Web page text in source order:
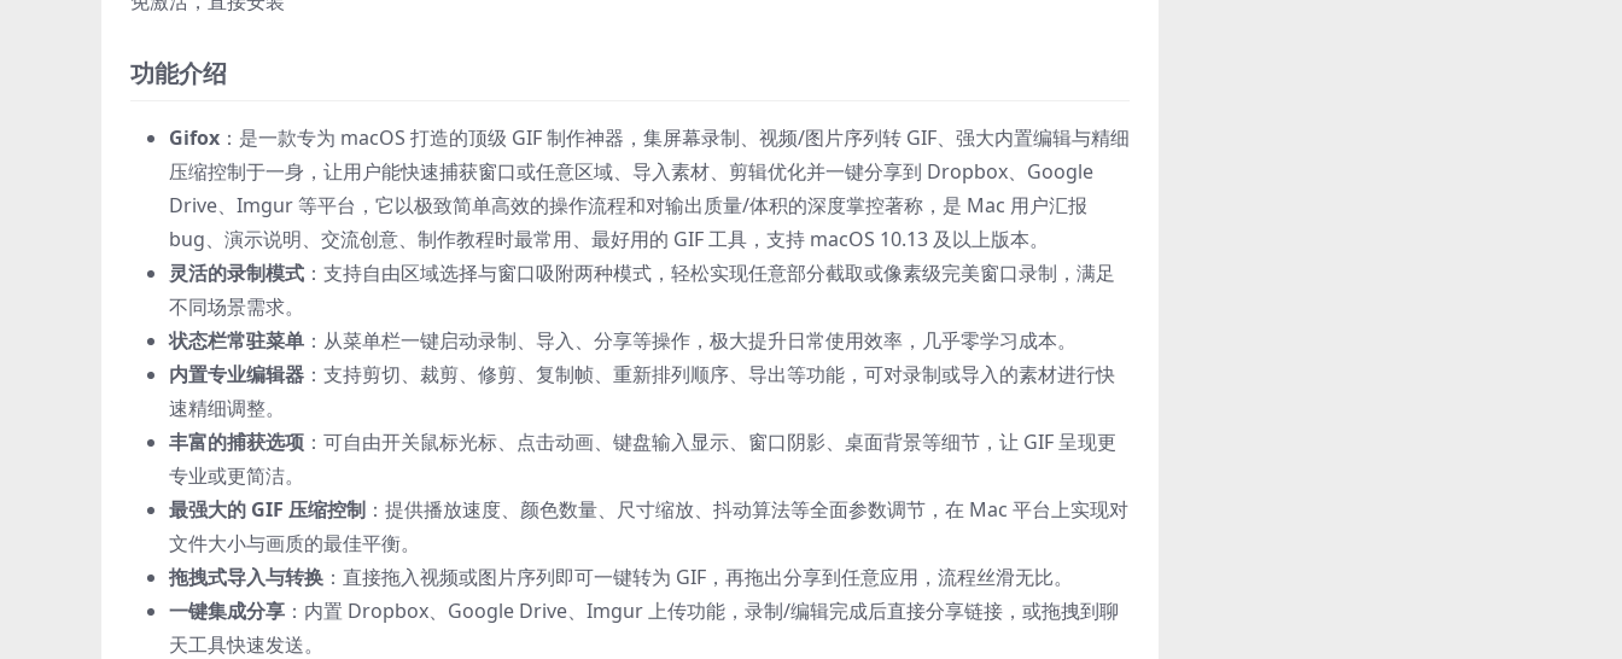
功能介绍
Gifox ：是一款专为 macOS 打造的顶级 GIF 制作神器，集屏幕录制、视频/图片序列转 GIF、强大内置编辑与精细
压缩控制于一身，让用户能快速捕获窗口或任意区域、导入素材、剪辑优化并一键分享到 Dropbox、Google
Drive、Imgur 等平台，它以极致简单高效的操作流程和对输出质量/体积的深度掌控著称，是 Mac 用户汇报
bug、演示说明、交流创意、制作教程时最常用、最好用的 GIF 工具，支持 macOS 10.13 及以上版本。
灵活的录制模式 ：支持自由区域选择与窗口吸附两种模式，轻松实现任意部分截取或像素级完美窗口录制，满足
不同场景需求。
状态栏常驻菜单 ：从菜单栏一键启动录制、导入、分享等操作，极大提升日常使用效率，几乎零学习成本。
内置专业编辑器 ：支持剪切、裁剪、修剪、复制帧、重新排列顺序、导出等功能，可对录制或导入的素材进行快
速精细调整。
丰富的捕获选项 ：可自由开关鼠标光标、点击动画、键盘输入显示、窗口阴影、桌面背景等细节，让 GIF 呈现更
专业或更简洁。
最强大的 GIF 压缩控制 ：提供播放速度、颜色数量、尺寸缩放、抖动算法等全面参数调节，在 Mac 平台上实现对
文件大小与画质的最佳平衡。
拖拽式导入与转换 ：直接拖入视频或图片序列即可一键转为 GIF，再拖出分享到任意应用，流程丝滑无比。
一键集成分享 ：内置 Dropbox、Google Drive、Imgur 上传功能，录制/编辑完成后直接分享链接，或拖拽到聊
天工具快速发送。